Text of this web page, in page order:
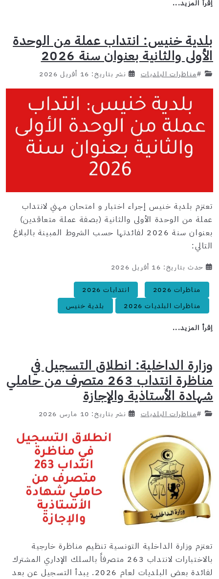
اِقرأ المزيد...
بلدية خنيس: انتداب عملة من الوحدة
الأولى والثانية بعنوان سنة 2026
#مناظرات البلديات نشر بتاريخ: 16 أفريل 2026
تعتزم بلدية خنيس إجراء اختبار و امتحان مهني لانتداب
عملة من الوحدة الأولى والثانية (بصفة عملة متعاقدين)
بعنوان سنة 2026 لفائدتها حسب الشروط المبينة بالبلاغ
التالي:
حدث بتاريخ: 16 أفريل 2026
مناظرات 2026
انتدابات 2026
مناظرات البلديات 2026
بلدية خنيس
اِقرأ المزيد...
وزارة الداخلية: انطلاق التسجيل في
مناظرة انتداب 263 متصرف من حاملي
شهادة الأستاذية والإجازة
#مناظرات البلديات نشر بتاريخ: 10 مارس 2026
تعتزم وزارة الداخلية التونسية تنظيم مناظرة خارجية
بالاختبارات لانتداب 263 متصرفاً بالسلك الإداري المشترك
لفائدة بعض البلديات لعام 2026. يبدأ التسجيل عن بعد